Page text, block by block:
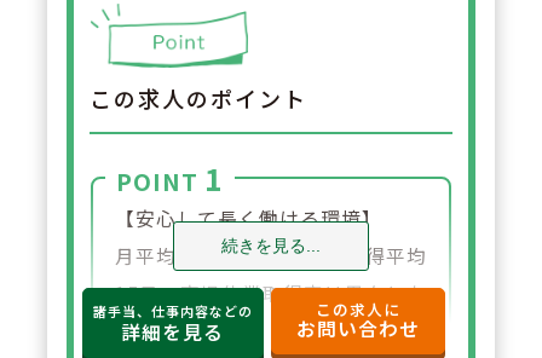
この求人のポイント
POINT 1
【安心して長く働ける環境】
月平均残業10時間、有給取得平均
15日、育児休業取得率は男女とも
100％と、安心して長く働ける環
続きを見る...
諸手当、仕事内容などの
詳細を見る
この求人に
お問い合わせ